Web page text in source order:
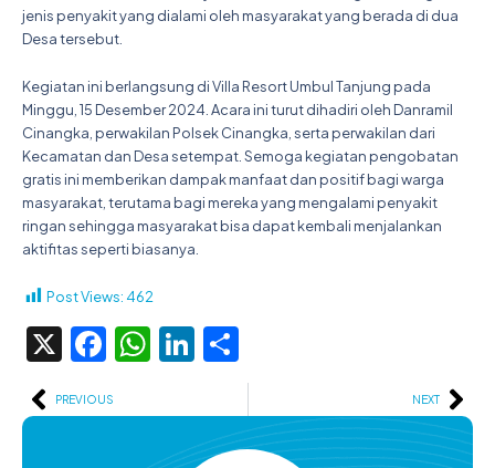
jenis penyakit yang dialami oleh masyarakat yang berada di dua
Desa tersebut.
Kegiatan ini berlangsung di Villa Resort Umbul Tanjung pada
Minggu, 15 Desember 2024. Acara ini turut dihadiri oleh Danramil
Cinangka, perwakilan Polsek Cinangka, serta perwakilan dari
Kecamatan dan Desa setempat. Semoga kegiatan pengobatan
gratis ini memberikan dampak manfaat dan positif bagi warga
masyarakat, terutama bagi mereka yang mengalami penyakit
ringan sehingga masyarakat bisa dapat kembali menjalankan
aktifitas seperti biasanya.
Post Views: 462
X Facebook
WhatsApp
LinkedIn
Prev
PREVIOUS NEXT